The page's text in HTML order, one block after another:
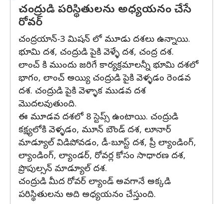
చంద్రుడి పరిస్థితులను అధ్యయనం చేసే
రోవర్
చంద్రయాన్-3 మిషన్ లో మూడు దశలు ఉన్నాయి.
భూమి దశ, చంద్రుడి పైకి వెళ్ళే దశ, చంద్ర దశ.
లాంచ్ కి ముందు జరిగే కార్యక్రమాలన్నీ భూమి దశలో
భాగం, లాంచ్ అయ్యి చంద్రుడి పైకి వెళ్ళడం రెండవ
దశ. చంద్రుడి పైకి వెళ్ళాక ముడవ దశ
మొదలవుతుంది.
ఈ మూడవ దశలో 8 స్టెప్స్ ఉంటాయి. చంద్రుడి
కక్ష్యలోకి వెళ్ళడం, మూన్ బౌండ్ దశ, లూనార్
మాడ్యూల్ విడిపోవడం, డీ-బూస్ట్ దశ, ప్రీ ల్యాండింగ్,
ల్యాండింగ్, ల్యాండర్, రోవర్ల కోసం సాధారణ దశ,
ప్రొపుల్సన్ మాడ్యూల్ దశ.
చంద్రుడి మీద రోవర్ ల్యాండ్ అవగానే అక్కడి
పరిస్థితులను అది అధ్యయనం చేస్తుంది.